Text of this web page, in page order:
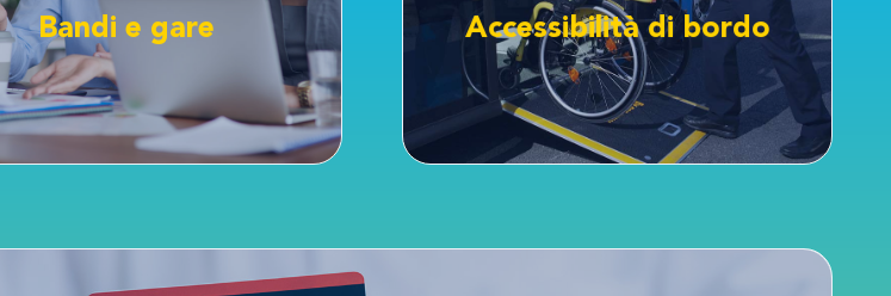
Bandi e gare
Bandi e gare
Accessibilità di bordo
Accessibilità di bordo